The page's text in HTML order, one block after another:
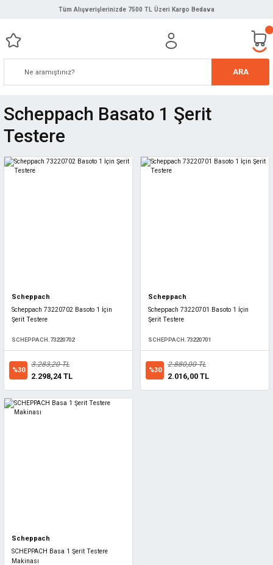
Tüm Alışverişlerinizde 7500 TL Üzeri Kargo Bedava
ARA
Scheppach Basato 1 Şerit
Testere
Scheppach
Scheppach 73220702 Basoto 1 İçin
Şerit Testere
SCHEPPACH.73220702
%30
3.283,20 TL
2.298,24 TL
Scheppach
Scheppach 73220701 Basoto 1 İçin
Şerit Testere
SCHEPPACH.73220701
%30
2.880,00 TL
2.016,00 TL
Scheppach
SCHEPPACH Basa 1 Şerit Testere
Makinası